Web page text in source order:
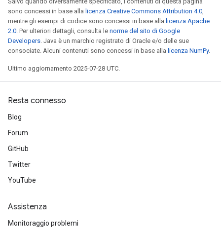
sono concessi in base alla licenza Creative Commons Attribution 4.0,
mentre gli esempi di codice sono concessi in base alla licenza Apache
2.0. Per ulteriori dettagli, consulta le norme del sito di Google
Developers. Java è un marchio registrato di Oracle e/o delle sue
consociate. Alcuni contenuti sono concessi in base alla licenza NumPy.
Ultimo aggiornamento 2025-07-28 UTC.
Resta connesso
Blog
Forum
GitHub
Twitter
YouTube
Assistenza
Monitoraggio problemi